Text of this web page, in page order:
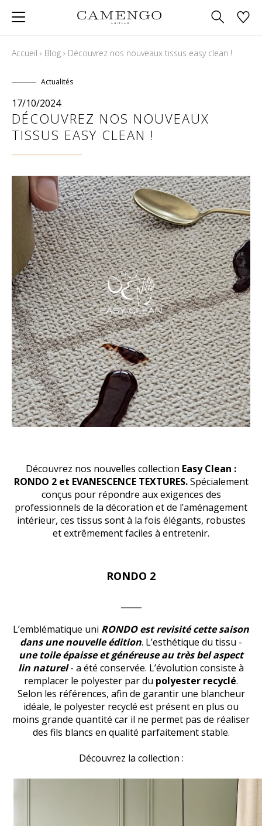
Accueil › Blog › Découvrez nos nouveaux tissus easy clean !
Actualités
17/10/2024
DÉCOUVREZ NOS NOUVEAUX
TISSUS EASY CLEAN !
Découvrez nos nouvelles collection Easy Clean :
RONDO 2 et EVANESCENCE TEXTURES.Spécialement
conçus pour répondre aux exigences des
professionnels de la décoration et de l’aménagement
intérieur, ces tissus sont à la fois élégants, robustes
et extrêmement faciles à entretenir.
RONDO 2
L’emblématique uni RONDO est revisité cette saison
dans une nouvelle édition. L’esthétique du tissu -
une toile épaisse et généreuse au très bel aspect
lin naturel - a été conservée. L’évolution consiste à
remplacer le polyester par du polyester recyclé.
Selon les références, afin de garantir une blancheur
idéale, le polyester recyclé est présent en plus ou
moins grande quantité car il ne permet pas de réaliser
des fils blancs en qualité parfaitement stable.
Découvrez la collection :